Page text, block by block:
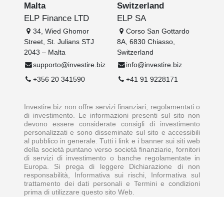
Malta
ELP Finance LTD
34, Wied Ghomor
Street, St. Julians STJ
2043 – Malta
supporto@investire.biz
+356 20 341590
Switzerland
ELP SA
Corso San Gottardo
8A, 6830 Chiasso,
Switzerland
info@investire.biz
+41 91 9228171
Investire.biz non offre servizi finanziari, regolamentati o
di investimento. Le informazioni presenti sul sito non
devono essere considerate consigli di investimento
personalizzati e sono disseminate sul sito e accessibili
al pubblico in generale. Tutti i link e i banner sui siti web
della società puntano verso società finanziarie, fornitori
di servizi di investimento o banche regolamentate in
Europa. Si prega di leggere Dichiarazione di non
responsabilità, Informativa sui rischi, Informativa sul
trattamento dei dati personali e Termini e condizioni
prima di utilizzare questo sito Web.